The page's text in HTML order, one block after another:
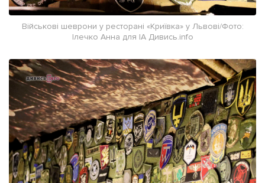
Військові шеврони у ресторані «Криївка» у Львові/Фото:
Ілечко Анна для ІА Дивись.info